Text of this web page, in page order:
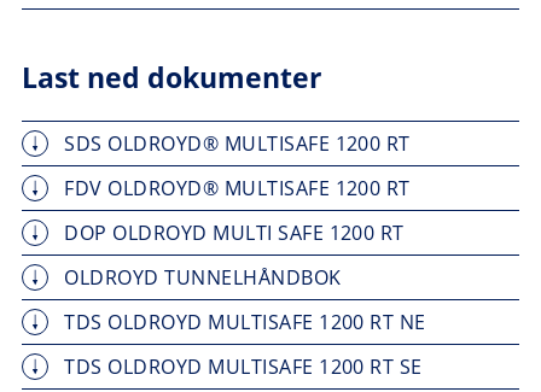
Last ned dokumenter
SDS OLDROYD® MULTISAFE 1200 RT
FDV OLDROYD® MULTISAFE 1200 RT
DOP OLDROYD MULTI SAFE 1200 RT
OLDROYD TUNNELHÅNDBOK
TDS OLDROYD MULTISAFE 1200 RT NE
TDS OLDROYD MULTISAFE 1200 RT SE